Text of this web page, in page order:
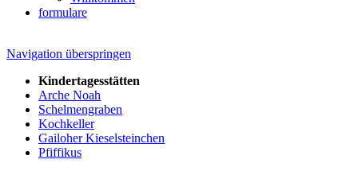
formulare
Navigation überspringen
Kindertagesstätten
Arche Noah
Schelmengraben
Kochkeller
Gailoher Kieselsteinchen
Pfiffikus